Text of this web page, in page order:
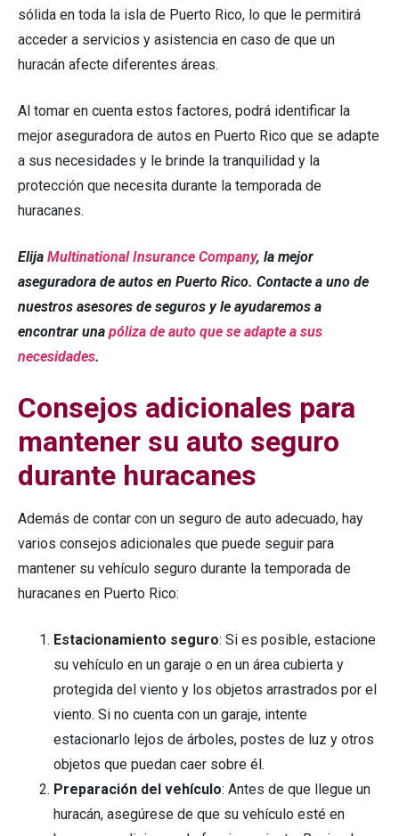
sólida en toda la isla de Puerto Rico, lo que le permitirá
acceder a servicios y asistencia en caso de que un
huracán afecte diferentes áreas.
Al tomar en cuenta estos factores, podrá identificar la
mejor aseguradora de autos en Puerto Rico que se adapte
a sus necesidades y le brinde la tranquilidad y la
protección que necesita durante la temporada de
huracanes.
Elija Multinational Insurance Company, la mejor
aseguradora de autos en Puerto Rico. Contacte a uno de
nuestros asesores de seguros y le ayudaremos a
encontrar una póliza de auto que se adapte a sus
necesidades.
Consejos adicionales para
mantener su auto seguro
durante huracanes
Además de contar con un seguro de auto adecuado, hay
varios consejos adicionales que puede seguir para
mantener su vehículo seguro durante la temporada de
huracanes en Puerto Rico:
Estacionamiento seguro: Si es posible, estacione
su vehículo en un garaje o en un área cubierta y
protegida del viento y los objetos arrastrados por el
viento. Si no cuenta con un garaje, intente
estacionarlo lejos de árboles, postes de luz y otros
objetos que puedan caer sobre él.
Preparación del vehículo: Antes de que llegue un
huracán, asegúrese de que su vehículo esté en